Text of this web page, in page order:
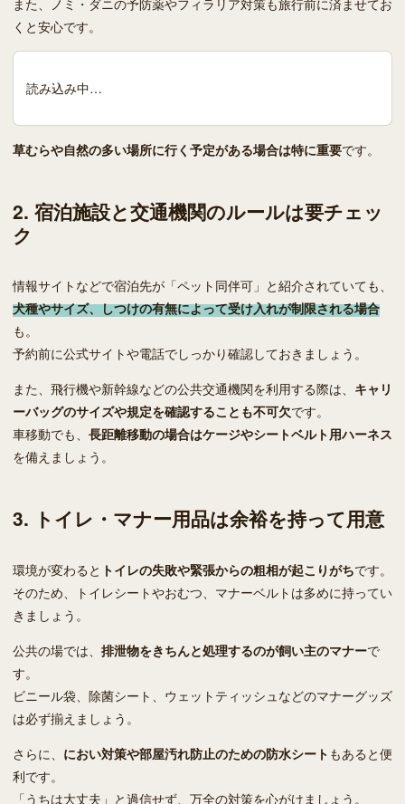
くと安心です。
読み込み中…
草むらや自然の多い場所に行く予定がある場合は特に重要です。
2. 宿泊施設と交通機関のルールは要チェッ
ク
情報サイトなどで宿泊先が「ペット同伴可」と紹介されていても、
犬種やサイズ、しつけの有無によって受け入れが制限される場合
も。
予約前に公式サイトや電話でしっかり確認しておきましょう。
また、飛行機や新幹線などの公共交通機関を利用する際は、 キャリ
ーバッグのサイズや規定を確認することも不可欠です。
車移動でも、 長距離移動の場合はケージやシートベルト用ハーネス
を備えましょう。
3. トイレ・マナー用品は余裕を持って用意
環境が変わると トイレの失敗や緊張からの粗相が起こりがちです。
そのため、トイレシートやおむつ、マナーベルトは多めに持ってい
きましょう。
公共の場では、 排泄物をきちんと処理するのが飼い主のマナーで
す。
ビニール袋、除菌シート、ウェットティッシュなどのマナーグッズ
は必ず揃えましょう。
さらに、 におい対策や部屋汚れ防止のための防水シート もあると便
利です。
「うちは大丈夫」と過信せず、万全の対策を心がけましょう。